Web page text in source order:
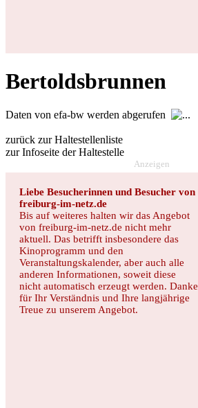
Bertoldsbrunnen
Daten von efa-bw werden abgerufen
zurück zur Haltestellenliste
zur Infoseite der Haltestelle
Anzeigen
Liebe Besucherinnen und Besucher von
freiburg-im-netz.de
Bis auf weiteres halten wir das Angebot
von freiburg-im-netz.de nicht mehr
aktuell. Das betrifft insbesondere das
Kinoprogramm und den
Veranstaltungskalender, aber auch alle
anderen Informationen, soweit diese
nicht automatisch erzeugt werden. Danke
für Ihr Verständnis und Ihre langjährige
Treue zu unserem Angebot.